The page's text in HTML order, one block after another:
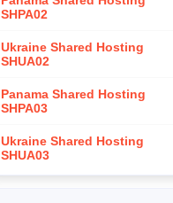
SHPA02
Ukraine Shared Hosting
SHUA02
Panama Shared Hosting
SHPA03
Ukraine Shared Hosting
SHUA03